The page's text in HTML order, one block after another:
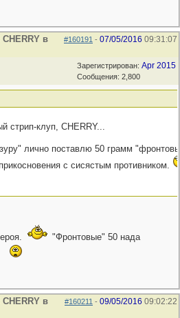
#160191 - 07/05/2016 09:31:07
в
Зарегистрирован: Apr 2015
Сообщения: 2,800
стрип-клуп, CHERRY...
лично поставлю 50 грамм
с сисястым противником.
"Фронтовые" 50 нада
#160211 - 09/05/2016 09:02:22
в